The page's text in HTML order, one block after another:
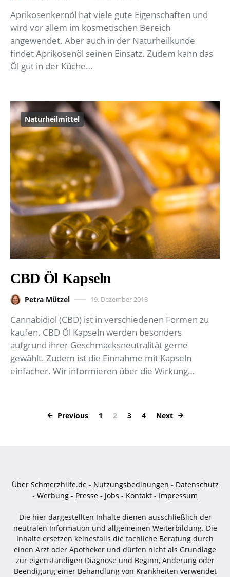
Aprikosenkernöl hat viele gute Eigenschaften und
wird vor allem im kosmetischen Bereich
angewendet. Aber auch in der Naturheilkunde
findet Aprikosenöl seinen Einsatz. Zudem kann das
Öl gut in der Küche…
Naturheilmittel
CBD Öl Kapseln
Petra Mützel 19. Dezember 2018
Cannabidiol (CBD) ist in verschiedenen Formen zu
kaufen. CBD Öl Kapseln werden besonders
aufgrund ihrer Geschmacksneutralität gerne
gewählt. Zudem ist die Einnahme mit Kapseln
einfacher. Wir informieren über die Wirkung…
Previous 1 2 3 4 Next
Über Schmerzhilfe.de- Nutzungsbedinungen - Datenschutz
- Werbung - Presse - Jobs - Kontakt - Impressum
Die hier dargestellten Inhalte dienen ausschließlich der
neutralen Information und allgemeinen Weiterbildung. Die
Inhalte ersetzen keinesfalls die fachliche Beratung durch
einen Arzt oder Apotheker und dürfen nicht als Grundlage
zur eigenständigen Diagnose und Beginn, Änderung oder
Beendigung einer Behandlung von Krankheiten verwendet